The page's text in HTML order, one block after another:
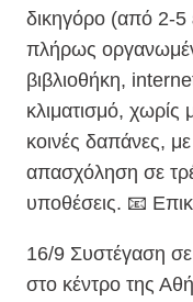
δικηγόρο (από 2-5
πλήρως
βιβλιοθήκη,
κλιματισμό,
κοινές δαπάνες,
απασχόληση σε
υποθέσεις. 📧
16/9 Συστέγαση σε
στο κέντρο της